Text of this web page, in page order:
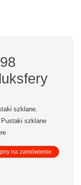
szklane
Pustaki szklane
na zamówienie